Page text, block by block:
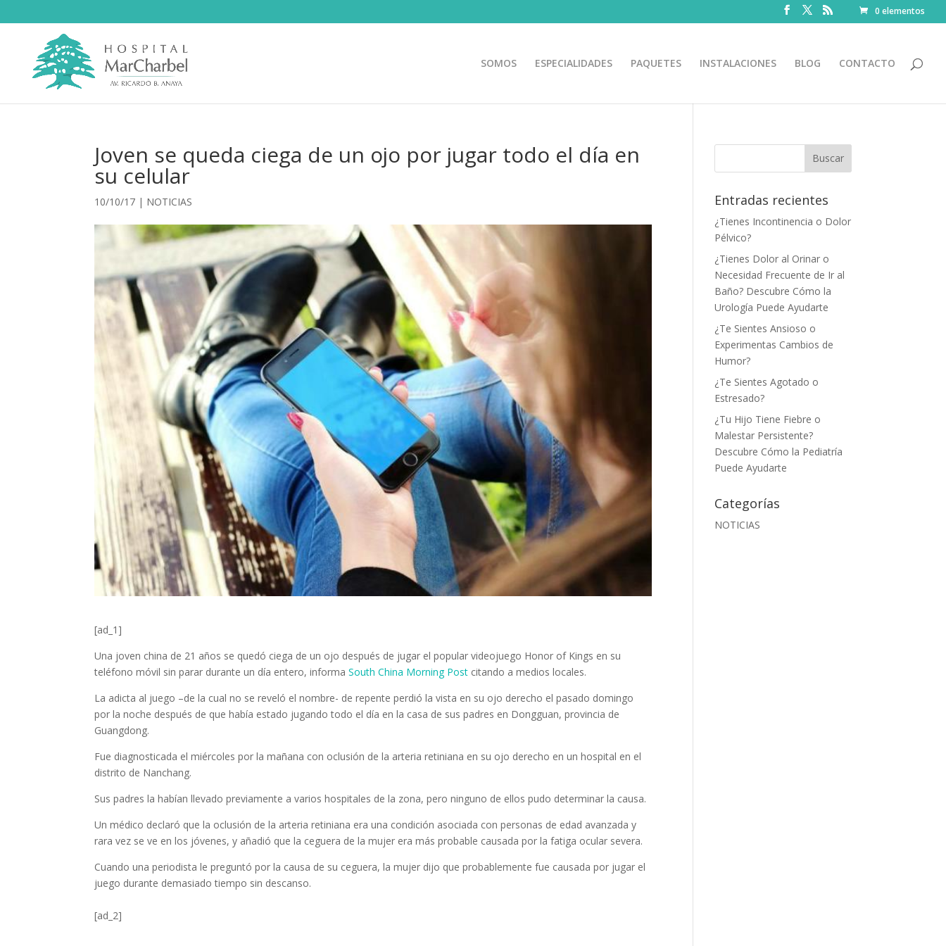
0 elementos
SOMOS ESPECIALIDADES PAQUETES INSTALACIONES BLOG CONTACTO
Joven se queda ciega de un ojo por jugar todo el día en
su celular
10/10/17 | NOTICIAS
[ad_1]
Una joven china de 21 años se quedó ciega de un ojo después de jugar el popular videojuego Honor of Kings en su
teléfono móvil sin parar durante un día entero, informaSouth China Morning Post citando a medios locales.
La adicta al juego –de la cual no se reveló el nombre- de repente perdió la vista en su ojo derecho el pasado domingo
por la noche después de que había estado jugando todo el día en la casa de sus padres en Dongguan, provincia de
Guangdong.
Fue diagnosticada el miércoles por la mañana con oclusión de la arteria retiniana en su ojo derecho en un hospital en el
distrito de Nanchang.
Sus padres la habían llevado previamente a varios hospitales de la zona, pero ninguno de ellos pudo determinar la causa.
Un médico declaró que la oclusión de la arteria retiniana era una condición asociada con personas de edad avanzada y
rara vez se ve en los jóvenes, y añadió que la ceguera de la mujer era más probable causada por la fatiga ocular severa.
Cuando una periodista le preguntó por la causa de su ceguera, la mujer dijo que probablemente fue causada por jugar el
juego durante demasiado tiempo sin descanso.
[ad_2]
Entradas recientes
¿Tienes Incontinencia o Dolor
Pélvico?
¿Tienes Dolor al Orinar o
Necesidad Frecuente de Ir al
Baño? Descubre Cómo la
Urología Puede Ayudarte
¿Te Sientes Ansioso o
Experimentas Cambios de
Humor?
¿Te Sientes Agotado o
Estresado?
¿Tu Hijo Tiene Fiebre o
Malestar Persistente?
Descubre Cómo la Pediatría
Puede Ayudarte
Categorías
NOTICIAS